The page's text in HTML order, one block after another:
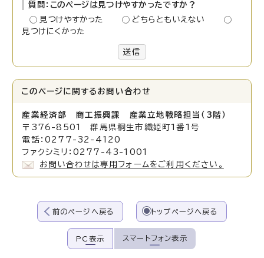
質問：このページは見つけやすかったですか？
見つけやすかった
どちらともいえない
見つけにくかった
送信
このページに関する お問い合わせ
産業経済部 商工振興課 産業立地戦略担当（3階）
〒376-8501 群馬県桐生市織姫町1番1号
電話：0277-32-4120
ファクシミリ：0277-43-1001
お問い合わせは専用フォームをご利用ください。
前のページへ戻る トップページへ戻る
PC表示 スマートフォン表示